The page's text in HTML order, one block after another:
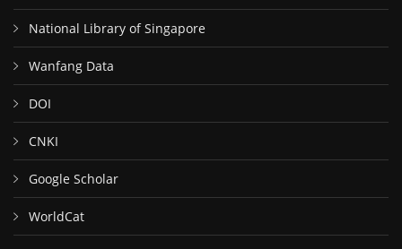
National Library of Singapore
Wanfang Data
DOI
CNKI
Google Scholar
WorldCat